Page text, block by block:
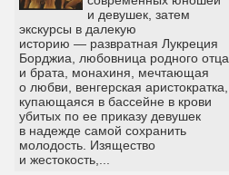
и девушек, затем
экскурсы в далекую
историю — развратная Лукреция
Борджиа, любовница родного отца
и брата, монахиня, мечтающая
о любви, венгерская аристократка,
купающаяся в бассейне в крови
убитых по ее приказу девушек
в надежде самой сохранить
молодость. Изящество
и жестокость,...